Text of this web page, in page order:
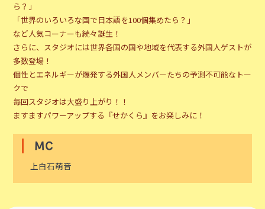
ら？」
「世界のいろいろな国で日本語を100個集めたら？」
など人気コーナーも続々誕生！
さらに、スタジオには世界各国の国や地域を代表する外国人ゲストが
多数登場！
個性とエネルギーが爆発する外国人メンバーたちの予測不可能なトー
クで
毎回スタジオは大盛り上がり！！
ますますパワーアップする『せかくら』をお楽しみに！
MC
上白石萌音